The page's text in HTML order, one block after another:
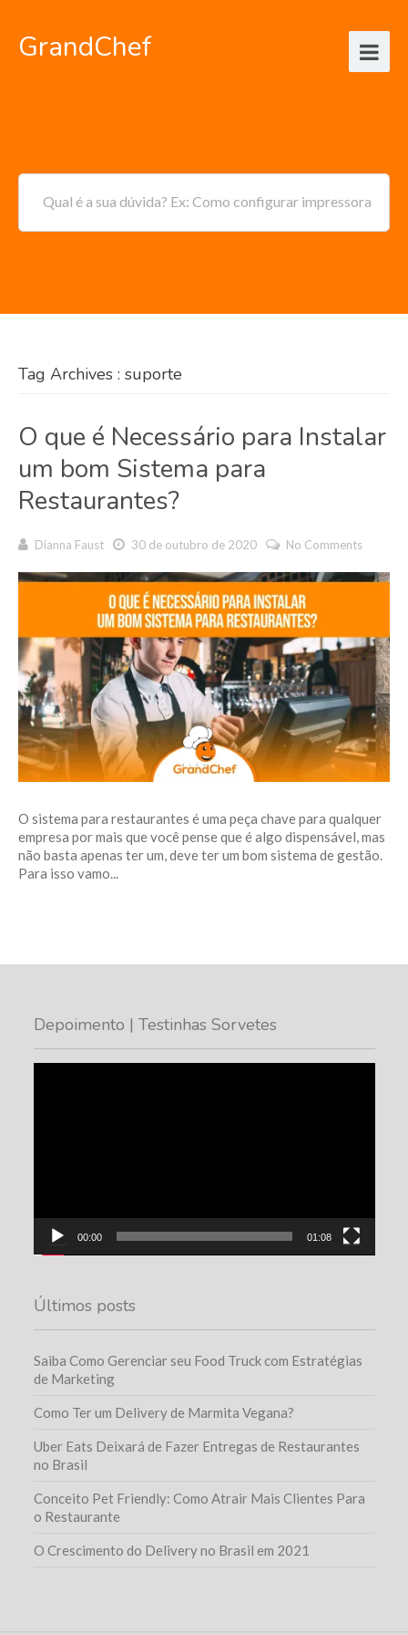
GrandChef
Qual é a sua dúvida? Ex: Como configurar impressora
Tag Archives : suporte
O que é Necessário para Instalar
um bom Sistema para
Restaurantes?
Dianna Faust 30 de outubro de 2020 No Comments
O sistema para restaurantes é uma peça chave para qualquer
empresa por mais que você pense que é algo dispensável, mas
não basta apenas ter um, deve ter um bom sistema de gestão.
Para isso vamo...
Depoimento | Testinhas Sorvetes
00:00 01:08
Últimos posts
Saiba Como Gerenciar seu Food Truck com Estratégias
de Marketing
Como Ter um Delivery de Marmita Vegana?
Uber Eats Deixará de Fazer Entregas de Restaurantes
no Brasil
Conceito Pet Friendly: Como Atrair Mais Clientes Para
o Restaurante
O Crescimento do Delivery no Brasil em 2021